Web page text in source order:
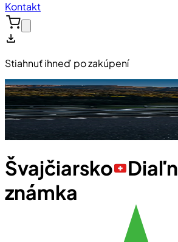
Kontakt
Stiahnuť ihneď po zakúpení
Švajčiarsko
známka